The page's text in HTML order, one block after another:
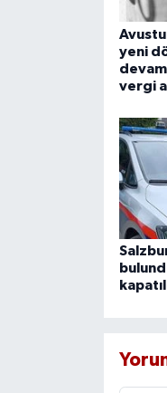
yeni
vergi